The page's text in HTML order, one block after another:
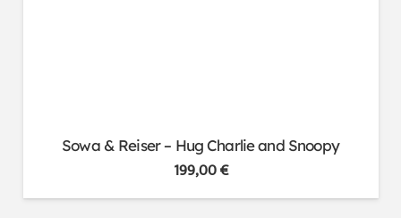
Sowa & Reiser – Hug Charlie and Snoopy
199,00€